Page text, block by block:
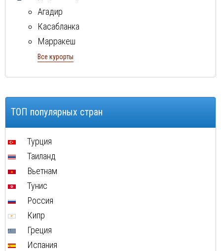
Агадир
Касабланка
Марракеш
Эссувейра
Все курорты
ТОП популярных стран
Турция
Таиланд
Вьетнам
Тунис
Россия
Кипр
Греция
Испания